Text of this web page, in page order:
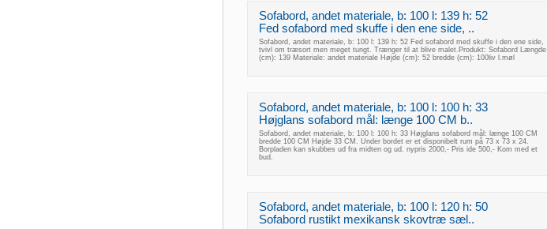
Sofabord, andet materiale, b: 100 l: 139 h: 52
Fed sofabord med skuffe i den ene side, ..
Sofabord, andet materiale, b: 100 l: 139 h: 52 Fed sofabord med skuffe i den ene side,
tvivl om træsort men meget tungt. Trænger til at blive malet.Produkt: Sofabord Længde
(cm): 139 Materiale: andet materiale Højde (cm): 52 bredde (cm): 100liv l.møl
Sofabord, andet materiale, b: 100 l: 100 h: 33
Højglans sofabord mål: længe 100 CM b..
Sofabord, andet materiale, b: 100 l: 100 h: 33 Højglans sofabord mål: længe 100 CM
bredde 100 CM Højde 33 CM. Under bordet er et disponibelt rum på 73 x 73 x 24.
Borpladen kan skubbes ud fra midten og ud. nypris 2000,- Pris ide 500,- Kom med et
bud.
Sofabord, andet materiale, b: 100 l: 120 h: 50
Sofabord rustikt mexikansk skovtræ sæl..